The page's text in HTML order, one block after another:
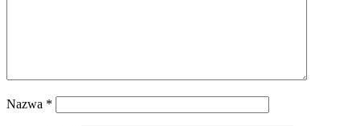
Nazwa *